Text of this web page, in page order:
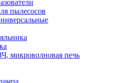
пылесосов
микроволновая печь